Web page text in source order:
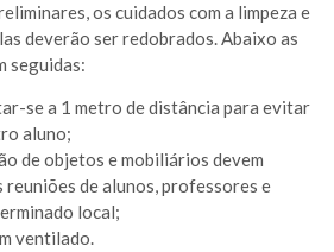
os cuidados com a limpeza e
deverão ser redobrados. Abaixo as
seguidas:
se a 1 metro de distância para evitar
aluno;
de objetos e mobiliários devem
reuniões de alunos, professores e
local;
ventilado.